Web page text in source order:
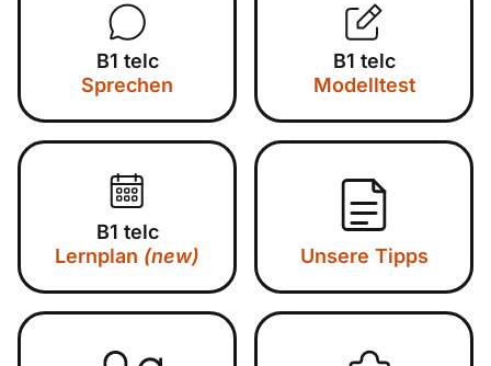
B1 telc
Sprechen
B1 telc
Modelltest
B1 telc
Lernplan (new) Unsere Tipps